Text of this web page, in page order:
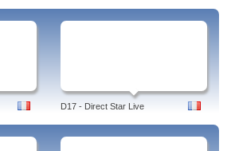
D17 - Direct Star Live